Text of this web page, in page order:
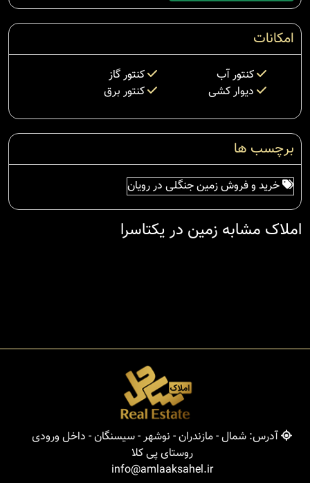
امکانات
کنتور آب
کنتور گاز
دیوار کشی
کنتور برق
برچسب ها
خرید و فروش زمین جنگلی در رویان
املاک مشابه زمین در یکتاسرا
آدرس: شمال - مازندران - نوشهر - سیسنگان - داخل ورودی
روستای پی کلا
info@amlaaksahel.ir